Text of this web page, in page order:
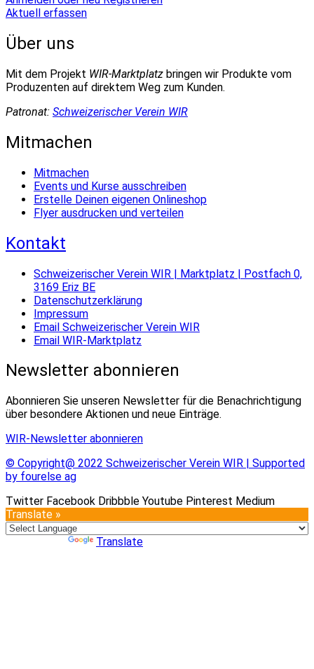
Aktuell erfassen
Über uns
Mit dem Projekt WIR-Marktplatz bringen wir Produkte vom
Produzenten auf direktem Weg zum Kunden.
Patronat: Schweizerischer Verein WIR
Mitmachen
Mitmachen
Events und Kurse ausschreiben
Erstelle Deinen eigenen Onlineshop
Flyer ausdrucken und verteilen
Kontakt
Schweizerischer Verein WIR | Marktplatz | Postfach 0,
3169 Eriz BE
Datenschutzerklärung
Impressum
Email Schweizerischer Verein WIR
Email WIR-Marktplatz
Newsletter abonnieren
Abonnieren Sie unseren Newsletter für die Benachrichtigung
über besondere Aktionen und neue Einträge.
WIR-Newsletter abonnieren
© Copyright@ 2022 Schweizerischer Verein WIR | Supported
by fourelse ag
Twitter Facebook Dribbble Youtube Pinterest Medium
Translate »
Translate